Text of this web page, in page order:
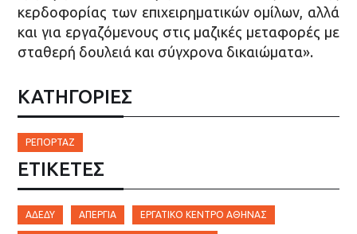
κερδοφορίας των επιχειρηματικών ομίλων, αλλά
και για εργαζόμενους στις μαζικές μεταφορές με
σταθερή δουλειά και σύγχρονα δικαιώματα».
ΚΑΤΗΓΟΡΙΕΣ
ΡΕΠΟΡΤΆΖ
ΕΤΙΚΈΤΕΣ
ΑΔΕΔΥ ΑΠΕΡΓΊΑ ΕΡΓΑΤΙΚΌ ΚΈΝΤΡΟ ΑΘΉΝΑΣ